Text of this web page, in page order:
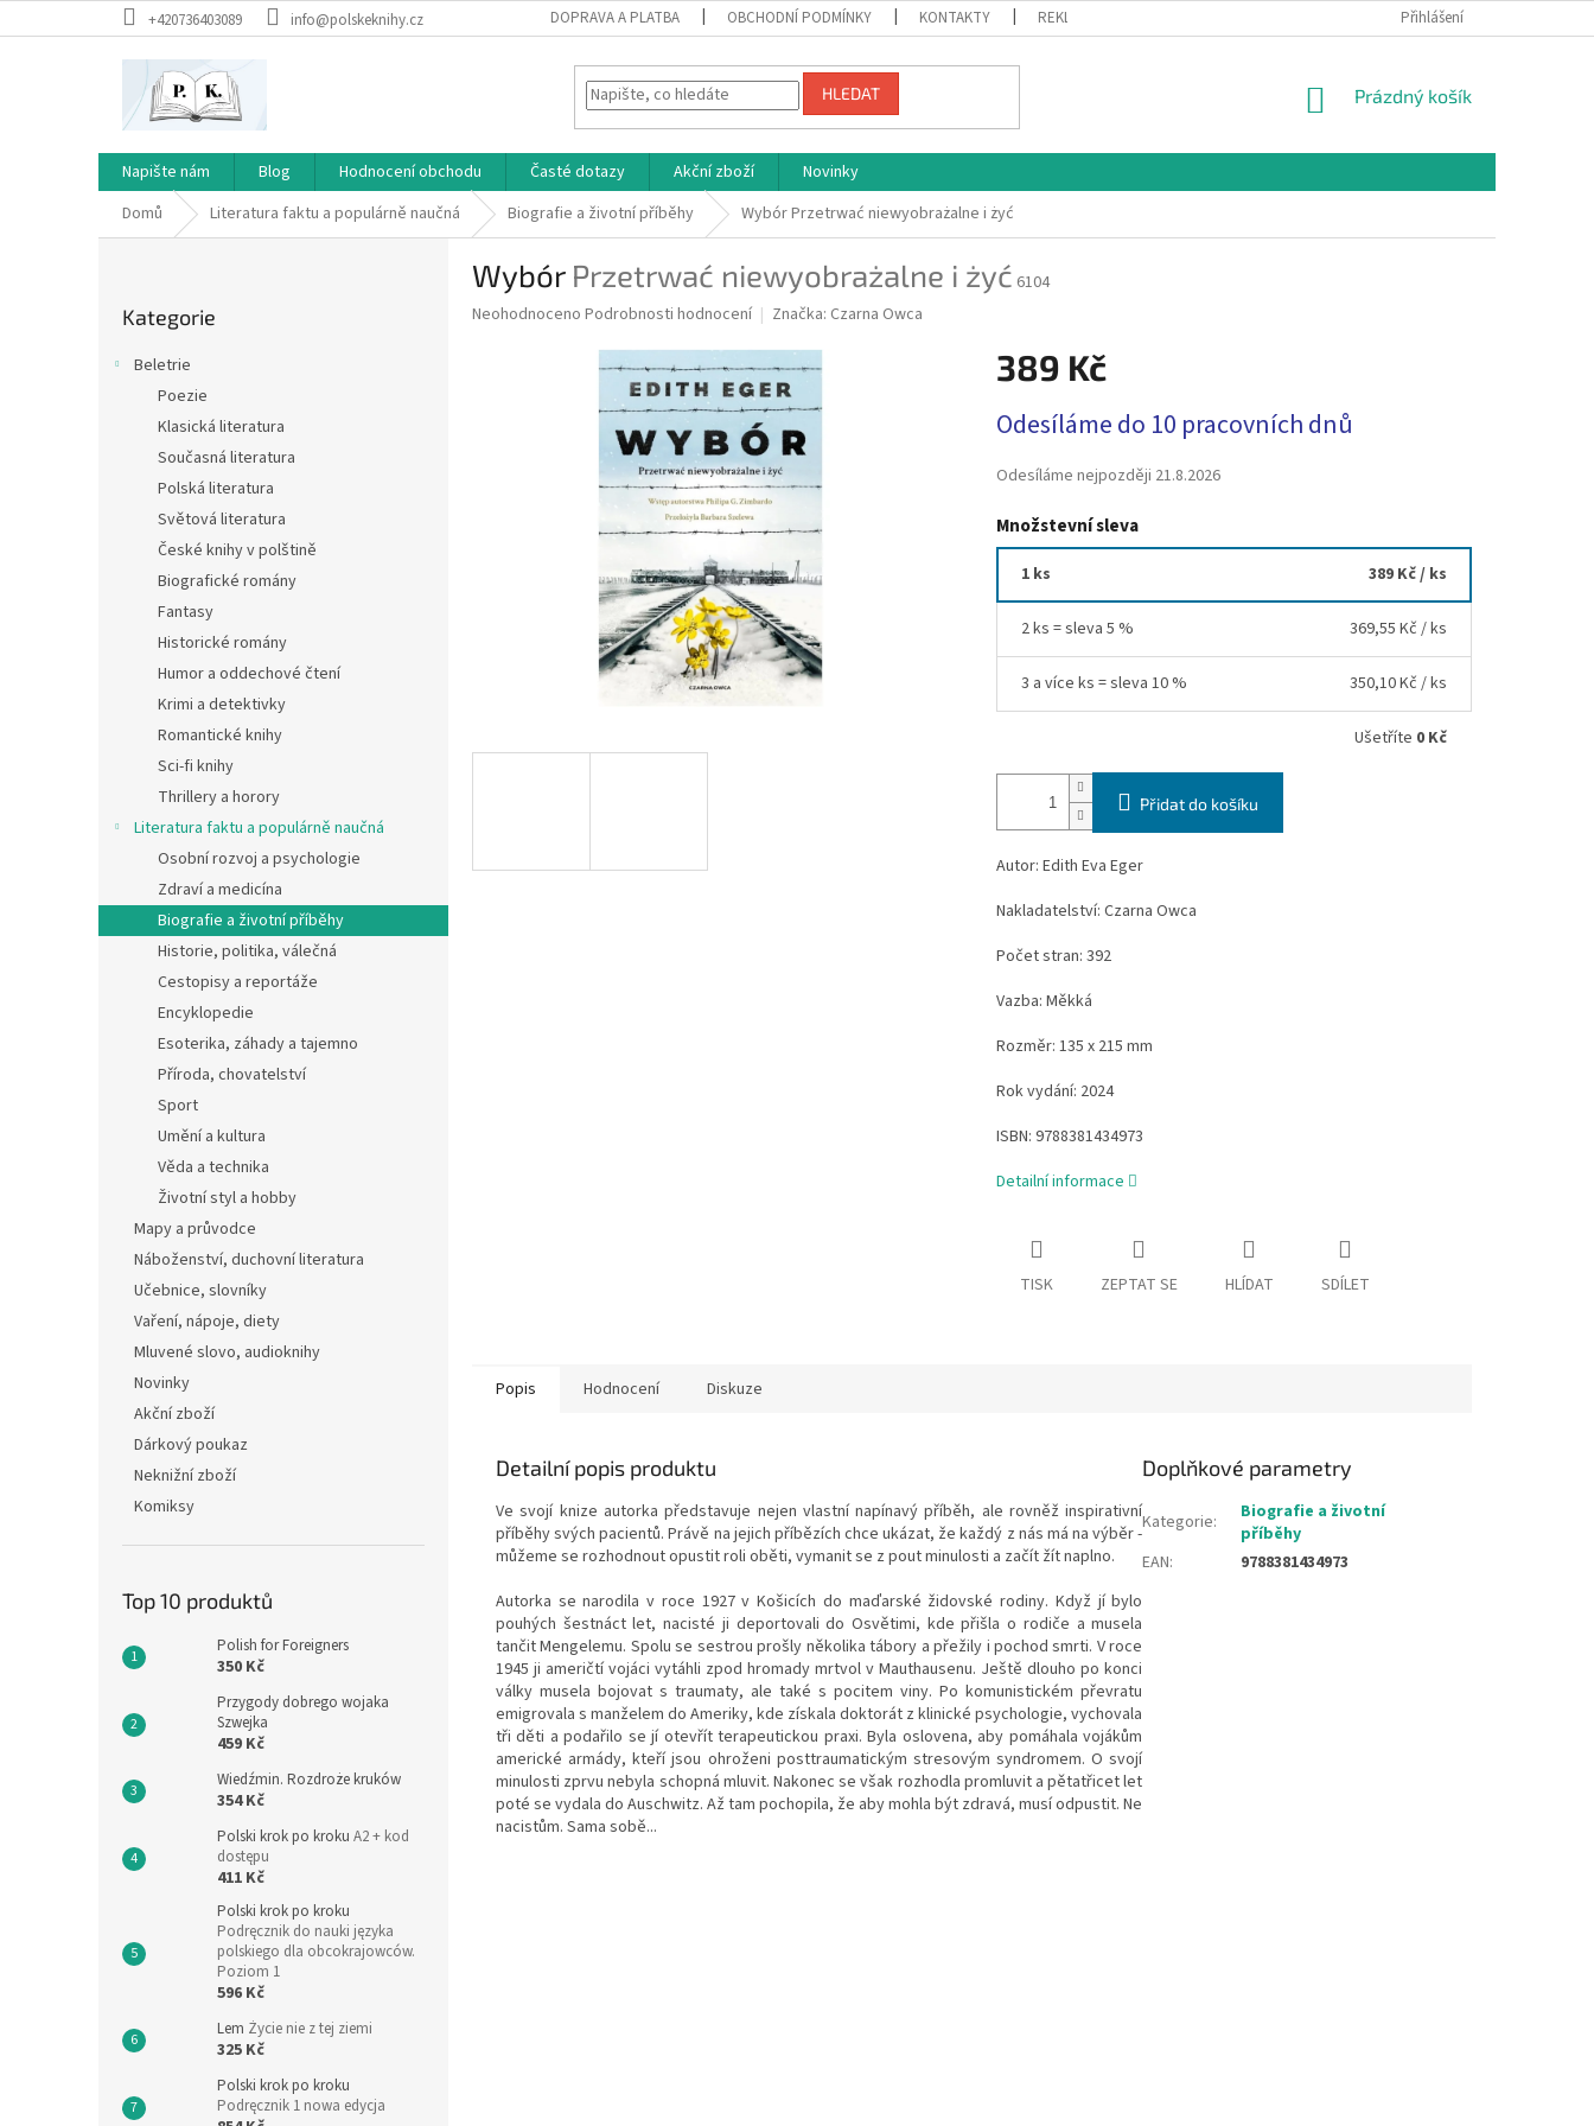
na
+420736403089 info@polskeknihy.cz DOPRAVA A PLATBA OBCHODNÍ PODMÍNKY KONTAKTY REKLAMAČNÍ ŘÁD OCHRANA OSOBNÍCH ÚDAJŮ A PODMÍNKY UŽITÍ
Přihlášení
HLEDAT
NÁKUPNÍ
Prázdný košík
Napište nám Blog Hodnocení obchodu Časté dotazy Akční zboží
Novinky
Domů
Literatura faktu a populárně naučná Biografie a životní příběhy WybórPrzetrwać niewyobrażalne i żyć
kategorie
Kategorie
Beletrie
Poezie
Klasická literatura
Současná literatura
Polská literatura
Světová literatura
České knihy v polštině
Biografické romány
Fantasy
Historické romány
Humor a oddechové čtení
Krimi a detektivky
Romantické knihy
Sci-fi knihy
Thrillery a horory
Literatura faktu a populárně naučná
Osobní rozvoj a psychologie
Zdraví a medicína
Biografie a životní příběhy
Historie, politika, válečná
Cestopisy a reportáže
Encyklopedie
Esoterika, záhady a tajemno
Příroda, chovatelství
Sport
Umění a kultura
Věda a technika
Životní styl a hobby
Mapy a průvodce
Náboženství, duchovní literatura
Učebnice, slovníky
Vaření, nápoje, diety
Mluvené slovo, audioknihy
Novinky
Akční zboží
Dárkový poukaz
Neknižní zboží
Komiksy
Top 10 produktů
Polish for Foreigners
350 Kč
Przygody dobrego wojaka
Szwejka
459 Kč
Wiedźmin. Rozdroże kruków
354 Kč
Polski krok po kroku A2 + kod
dostępu
411 Kč
Polski krok po kroku
Podręcznik do nauki języka
polskiego dla obcokrajowców.
Poziom 1
596 Kč
Lem Życie nie z tej ziemi
325 Kč
Polski krok po kroku
Podręcznik 1 nowa edycja
Wybór Przetrwać niewyobrażalne i żyć 6104
Průměrné
Neohodnoceno Podrobnosti hodnocení Značka: Czarna Owca
389 Kč
cena:
Odesíláme do 10 pracovních dnů
Odesíláme nejpozději 21.8.2026
Množstevní sleva
1 ks 389 Kč/ ks
2 ks = sleva 5 % 369,55 Kč / ks
3 a více ks = sleva 10 % 350,10 Kč / ks
Ušetříte 0 Kč
Přidat do košíku
Autor: Edith Eva Eger
Nakladatelství: Czarna Owca
Počet stran: 392
Vazba: Měkká
Rozměr: 135 x 215 mm
Rok vydání: 2024
ISBN: 9788381434973
Detailní informace
TISK ZEPTAT SE HLÍDAT SDÍLET
Popis Hodnocení Diskuze
Detailní popis produktu
Ve svojí knize autorka představuje nejen vlastní napínavý příběh, ale rovněž inspirativní
příběhy svých pacientů. Právě na jejich příbězích chce ukázat, že každý z nás má na výběr -
můžeme se rozhodnout opustit roli oběti, vymanit se z pout minulosti a začít žít naplno.
Autorka se narodila v roce 1927 v Košicích do maďarské židovské rodiny. Když jí bylo
pouhých šestnáct let, nacisté ji deportovali do Osvětimi, kde přišla o rodiče a musela
tančit Mengelemu. Spolu se sestrou prošly několika tábory a přežily i pochod smrti. V roce
1945 ji američtí vojáci vytáhli zpod hromady mrtvol v Mauthausenu. Ještě dlouho po konci
války musela bojovat s traumaty, ale také s pocitem viny. Po komunistickém převratu
emigrovala s manželem do Ameriky, kde získala doktorát z klinické psychologie, vychovala
tři děti a podařilo se jí otevřít terapeutickou praxi. Byla oslovena, aby pomáhala vojákům
americké armády, kteří jsou ohroženi posttraumatickým stresovým syndromem. O svojí
minulosti zprvu nebyla schopná mluvit. Nakonec se však rozhodla promluvit a pětatřicet let
poté se vydala do Auschwitz. Až tam pochopila, že aby mohla být zdravá, musí odpustit. Ne
nacistům. Sama sobě...
Doplňkové parametry
Kategorie:
Biografie a životní
příběhy
EAN: 9788381434973